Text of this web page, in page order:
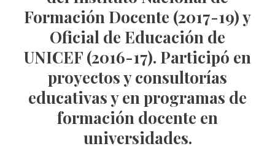
Formación Docente (2017-19) y
Oficial de Educación de
UNICEF (2016-17). Participó en
proyectos y consultorías
educativas y en programas de
formación docente en
universidades.